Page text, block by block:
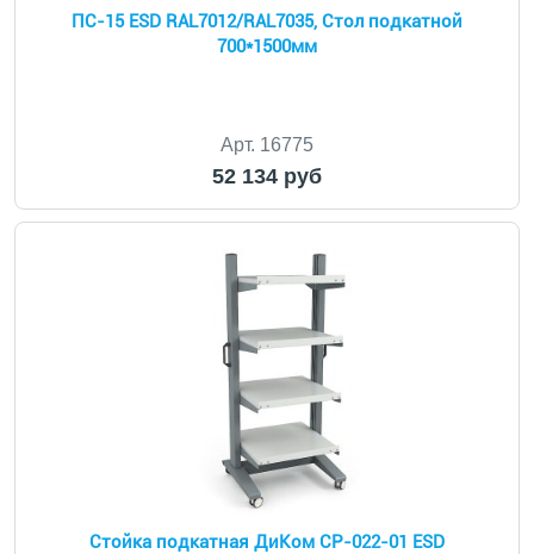
ПС-15 ESD RAL7012/RAL7035, Стол подкатной
700*1500мм
Арт. 16775
52 134 руб
Стойка подкатная ДиКом СР-022-01 ESD